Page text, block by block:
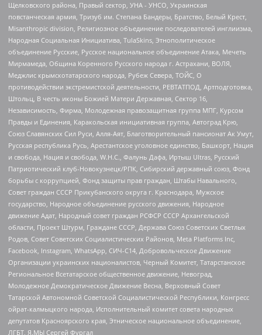
Щелковского района, Правый сектор, УНА - УНСО, Украинская
повстанческая армия, Тризуб им. Степана Бандеры, Братство, Белый Крест,
Misanthropic division, Религиозное объединение последователей инглиизма,
Народная Социальная Инициатива, TulaSkins, Этнополитическое
объединение Русские, Русское национальное объединение Атака, Мечеть
Мирмамеда, Община Коренного Русского народа г. Астрахани, ВОЛЯ,
Меджлис крымскотатарского народа, Рубеж Севера, ТОЙС, О
противодействии экстремистской деятельности, РЕВТАТПОД, Артподготовка,
Штольц, В честь иконы Божией Матери Державная, Сектор 16,
Независимость, Фирма, Молодежная правозащитная группа МПГ, Курсом
Правды и Единения, Каракольская инициативная группа, Автоград Крю,
Союз Славянских Сил Руси, Алля-Аят, Благотворительный пансионат Ак Умут,
Русская республика Русь, Арестантское уголовное единство, Башкорт, Нация
и свобода, Нация и свобода, W.H.С., Фалунь Дафа, Иртыш Ultras, Русский
Патриотический клуб-Новокузнецк/РПК, Сибирский державный союз, Фонд
борьбы с коррупцией, Фонд защиты прав граждан, Штабы Навального,
Совет граждан СССР Прикубанского округа г. Краснодара, Мужское
государство, Народное объединение русского движения, Народное
движение Адат, Народный совет граждан РСФСР СССР Архангельской
области, Проект Штурм, Граждане СССР, Держава Союз Советских Светлых
Родов, Совет Советских Социалистических Районов, Meta Platforms Inc,
Facebook, Instagram, WhatsApp, СИЧ-С14, Добровольческое Движение
Организации украинских националистов, Черный Комитет, Татарстанское
Региональное Всетатарское общественное движение, Невоград,
Молодежное Демократическое Движение Весна, Верховный Совет
Татарской Автономной Советской Социалистической Республики, Конгресс
ойрат-калмыцкого народа, Исполнительный комитет совета народных
депутатов Красноярского края, Этническое национальное объединение,
ЛГБТ, Я.МЫ Сергей Фургал